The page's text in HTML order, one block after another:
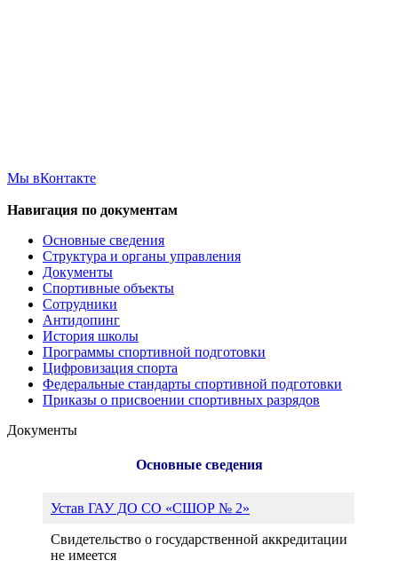
Мы вКонтакте
Навигация по документам
Основные сведения
Структура и органы управления
Документы
Спортивные объекты
Сотрудники
Антидопинг
История школы
Программы спортивной подготовки
Цифровизация спорта
Федеральные стандарты спортивной подготовки
Приказы о присвоении спортивных разрядов
Документы
Основные сведения
Устав ГАУ ДО СО «СШОР № 2»
Свидетельство о государственной аккредитации
не имеется